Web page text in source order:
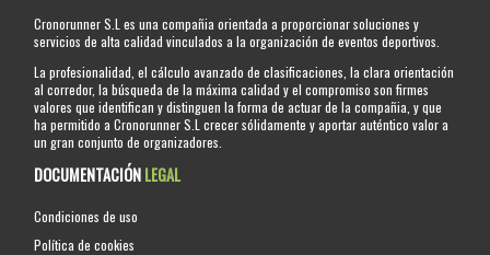
Cronorunner S.L es una compañia orientada a proporcionar soluciones y
servicios de alta calidad vinculados a la organización de eventos deportivos.
La profesionalidad, el cálculo avanzado de clasificaciones, la clara orientación
al corredor, la búsqueda de la máxima calidad y el compromiso son firmes
valores que identifican y distinguen la forma de actuar de la compañia, y que
ha permitido a Cronorunner S.L crecer sólidamente y aportar auténtico valor a
un gran conjunto de organizadores.
DOCUMENTACIÓNLEGAL
Condiciones de uso
Política de cookies